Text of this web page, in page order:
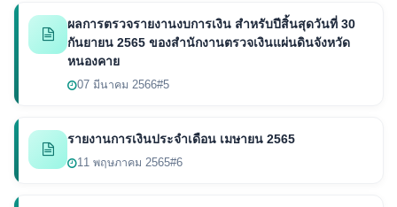
ผลการตรวจรายงานงบการเงิน สำหรับปีสิ้นสุดวันที่ 30
กันยายน 2565 ของสำนักงานตรวจเงินแผ่นดินจังหวัด
หนองคาย
07 มีนาคม 2566#5
รายงานการเงินประจำเดือน เมษายน 2565
11 พฤษภาคม 2565#6